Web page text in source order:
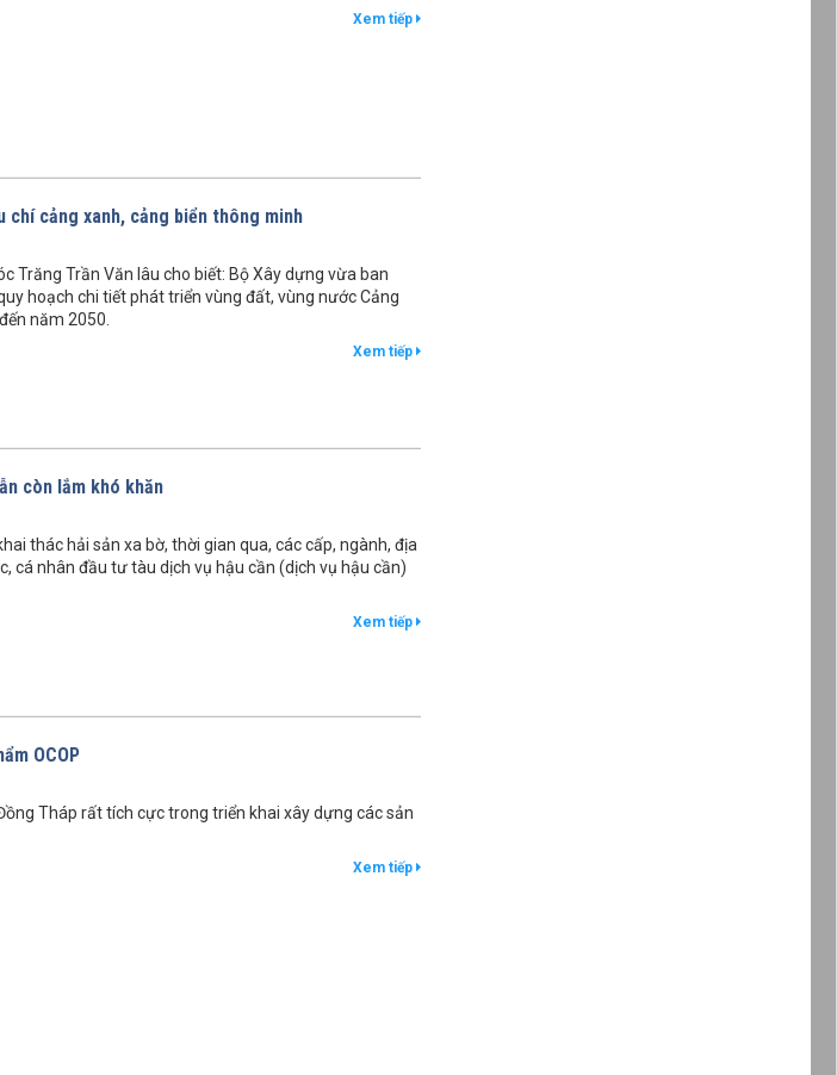
Xem tiếp
cảng xanh, cảng biển thông minh
Trăng Trần Văn lâu cho biết: Bộ Xây dựng vừa ban
hoạch chi tiết phát triển vùng đất, vùng nước Cảng
năm 2050.
Xem tiếp
còn lắm khó khăn
thác hải sản xa bờ, thời gian qua, các cấp, ngành, địa
cá nhân đầu tư tàu dịch vụ hậu cần (dịch vụ hậu cần)
Xem tiếp
OCOP
Tháp rất tích cực trong triển khai xây dựng các sản
Xem tiếp